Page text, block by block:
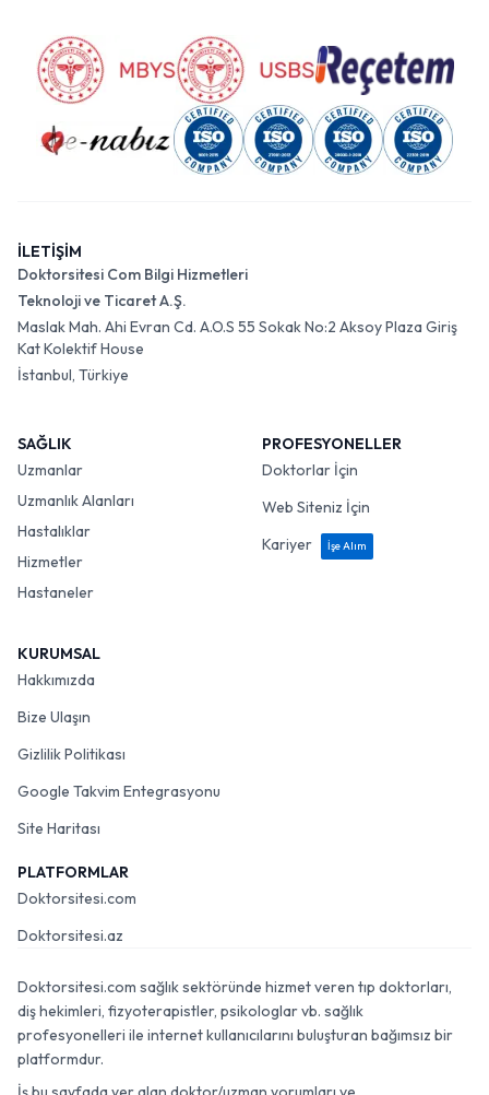
İLETİŞİM
Doktorsitesi Com Bilgi Hizmetleri
Teknoloji ve Ticaret A.Ş.
Maslak Mah. Ahi Evran Cd. A.O.S 55 Sokak No:2 Aksoy Plaza Giriş
Kat Kolektif House
İstanbul, Türkiye
SAĞLIK
Uzmanlar
Uzmanlık Alanları
Hastalıklar
Hizmetler
Hastaneler
PROFESYONELLER
Doktorlar İçin
Web Siteniz İçin
Kariyer
İşe Alım
KURUMSAL
Hakkımızda
Bize Ulaşın
Gizlilik Politikası
Google Takvim Entegrasyonu
Site Haritası
PLATFORMLAR
Doktorsitesi.com
Doktorsitesi.az
Doktorsitesi.com sağlık sektöründe hizmet veren tıp doktorları,
diş hekimleri, fizyoterapistler, psikologlar vb. sağlık
profesyonelleri ile internet kullanıcılarını buluşturan bağımsız bir
platformdur.